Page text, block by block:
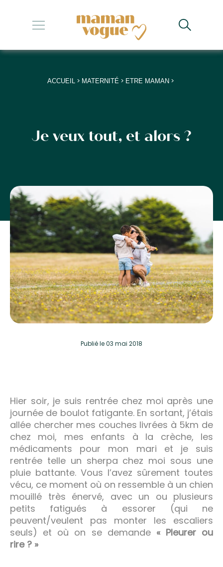
+
+
+
+
ACCUEIL > MATERNITÉ > ETRE MAMAN >
Je veux tout, et alors ?
Publiéle 03 mai 2018
Hier soir, je suis rentrée chez moi après une
journée de boulot fatigante. En sortant, j’étais
allée chercher mes couches livrées à 5km de
chez moi, mes enfants à la crèche, les
médicaments pour mon mari et je suis
rentrée telle un sherpa chez moi sous une
pluie battante. Vous l’avez sûrement toutes
vécu, ce moment où on ressemble à un chien
mouillé très énervé, avec un ou plusieurs
petits fatigués à essorer (qui ne
peuvent/veulent pas monter les escaliers
seuls) et où on se demande « Pleurer ou
rire ? »